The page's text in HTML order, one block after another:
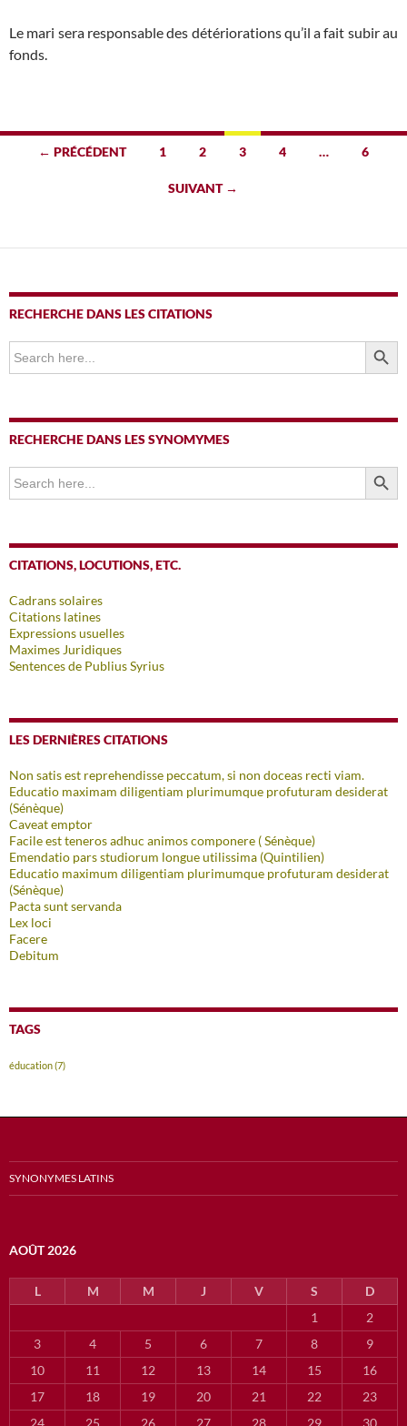
Le mari sera responsable des détériorations qu’il a fait subir au
fonds.
Navigation
← PRÉCÉDENT 1 2 3 4 … 6
SUIVANT →
RECHERCHE DANS LES CITATIONS
Search
for:
SEARCH
RECHERCHE DANS LES SYNOMYMES
Search
for:
SEARCH
CITATIONS, LOCUTIONS, ETC.
Cadrans solaires
Citations latines
Expressions usuelles
Maximes Juridiques
Sentences de Publius Syrius
LES DERNIÈRES CITATIONS
Non satis est reprehendisse peccatum, si non doceas recti viam.
Educatio maximam diligentiam plurimumque profuturam desiderat
(Sénèque)
Caveat emptor
Facile est teneros adhuc animos componere ( Sénèque)
Emendatio pars studiorum longue utilissima (Quintilien)
Educatio maximum diligentiam plurimumque profuturam desiderat
(Sénèque)
Pacta sunt servanda
Lex loci
Facere
Debitum
TAGS
éducation(7)
SYNONYMES LATINS
AOÛT 2026
L M M J V S
D
1
2
3
4 5 6 7 8
9
10
11 12 13 14 15
16
17
18 19 20 21 22
23